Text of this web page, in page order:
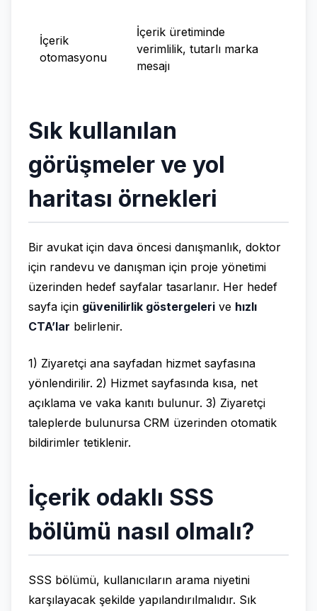
İçerik
otomasyonu
İçerik üretiminde
verimlilik, tutarlı marka
mesajı
Sık kullanılan
görüşmeler ve yol
haritası örnekleri
Bir avukat için dava öncesi danışmanlık, doktor
için randevu ve danışman için proje yönetimi
üzerinden hedef sayfalar tasarlanır. Her hedef
sayfa için güvenilirlik göstergeleri ve hızlı
CTA’lar belirlenir.
1) Ziyaretçi ana sayfadan hizmet sayfasına
yönlendirilir. 2) Hizmet sayfasında kısa, net
açıklama ve vaka kanıtı bulunur. 3) Ziyaretçi
taleplerde bulunursa CRM üzerinden otomatik
bildirimler tetiklenir.
İçerik odaklı SSS
bölümü nasıl olmalı?
SSS bölümü, kullanıcıların arama niyetini
karşılayacak şekilde yapılandırılmalıdır. Sık